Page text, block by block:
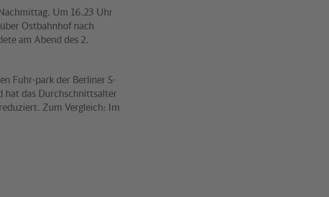
Um 16.23 Uhr
Ostbahnhof nach
am Abend des 2.
Fuhr-park der Berliner S-
hat das Durchschnittsalter
Zum Vergleich: Im